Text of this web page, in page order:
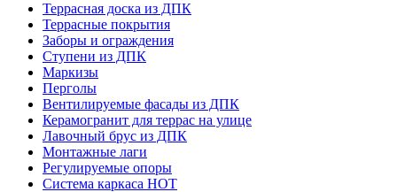
Террасная доска из ДПК
Террасные покрытия
Заборы и ограждения
Ступени из ДПК
Маркизы
Перголы
Вентилируемые фасады из ДПК
Керамогранит для террас на улице
Лавочный брус из ДПК
Монтажные лаги
Регулируемые опоры
Система каркаса НОТ